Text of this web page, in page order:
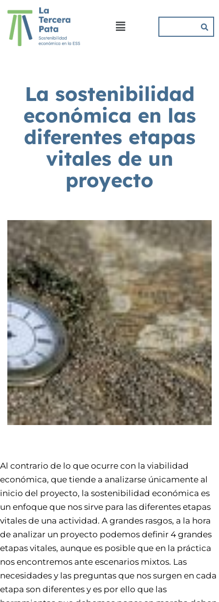
La sostenibilidad
económica en las
diferentes etapas
vitales de un
proyecto
Al contrario de lo que ocurre con la viabilidad
económica, que tiende a analizarse únicamente al
inicio del proyecto, la sostenibilidad económica es
un enfoque que nos sirve para las diferentes etapas
vitales de una actividad. A grandes rasgos, a la hora
de analizar un proyecto podemos definir 4 grandes
etapas vitales, aunque es posible que en la práctica
nos encontremos ante escenarios mixtos. Las
necesidades y las preguntas que nos surgen en cada
etapa son diferentes y es por ello que las